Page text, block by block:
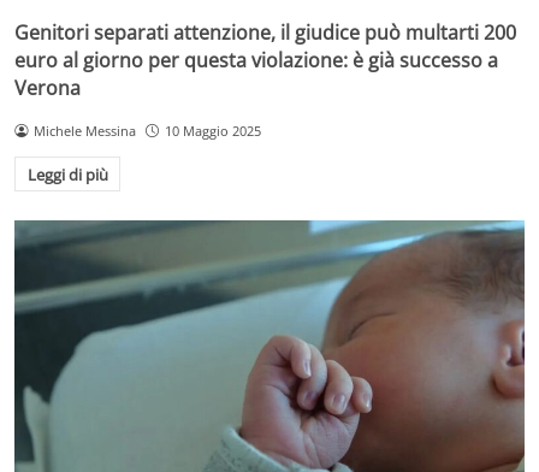
Genitori separati attenzione, il giudice può multarti 200
euro al giorno per questa violazione: è già successo a
Verona
Michele Messina 10 Maggio 2025
Leggi di più